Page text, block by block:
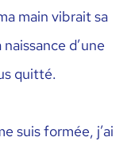
main vibrait sa
d’une
quitté.
suis formée, j’ai